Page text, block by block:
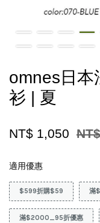
omnes日本
衫 | 夏
NT$ 1,050
適用優惠
$599折購$59 滿
滿$2000_95折優惠